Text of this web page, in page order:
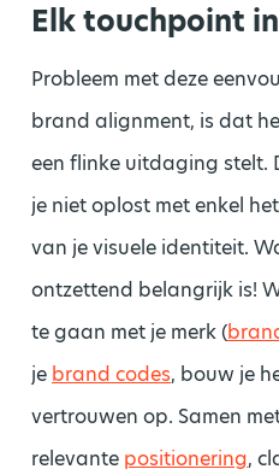
Elk touchpoint
Probleem met deze
brand alignment, is dat
een flinke uitdaging stelt.
je niet oplost met enkel
van je visuele identiteit.
ontzettend belangrijk is!
te gaan met je merk (
je brand codes, bouw je
vertrouwen op. Samen
relevante positionering,